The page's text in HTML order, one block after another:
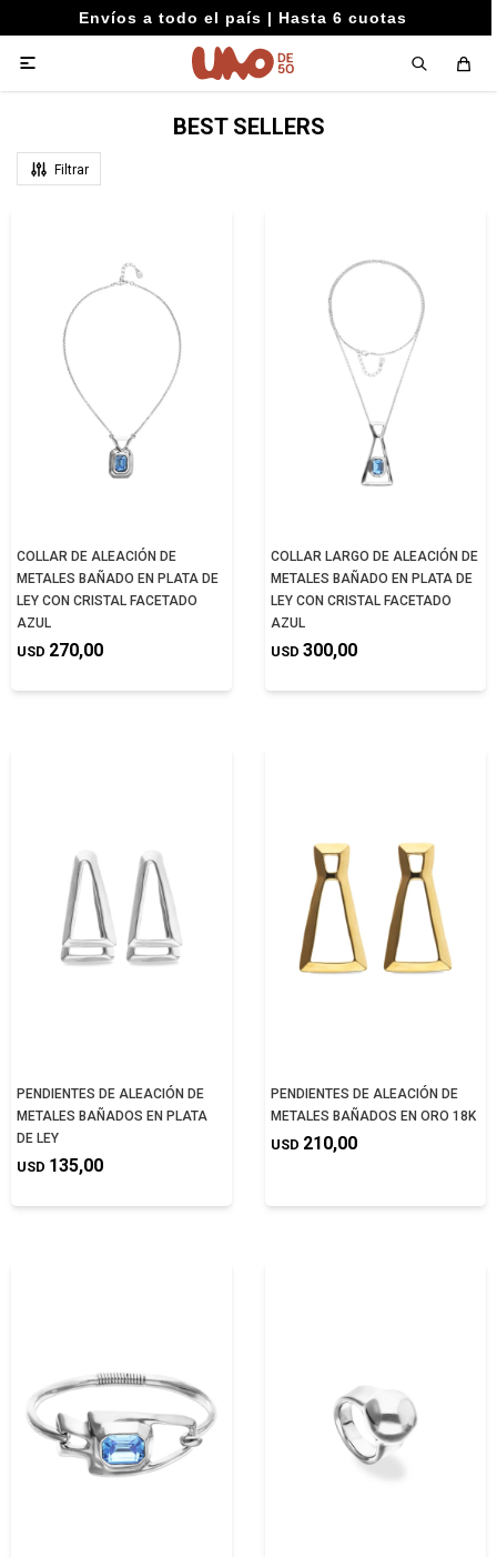
Envíos a todo el país | Hasta 6 cuotas

BEST SELLERS
COLLAR DE ALEACIÓN DE
METALES BAÑADO EN PLATA DE
LEY CON CRISTAL FACETADO
AZUL
USD 270,00
COLLAR LARGO DE ALEACIÓN DE
METALES BAÑADO EN PLATA DE
LEY CON CRISTAL FACETADO
AZUL
USD 300,00
PENDIENTES DE ALEACIÓN DE
METALES BAÑADOS EN PLATA
DE LEY
USD 135,00
PENDIENTES DE ALEACIÓN DE
METALES BAÑADOS EN ORO 18K
USD 210,00